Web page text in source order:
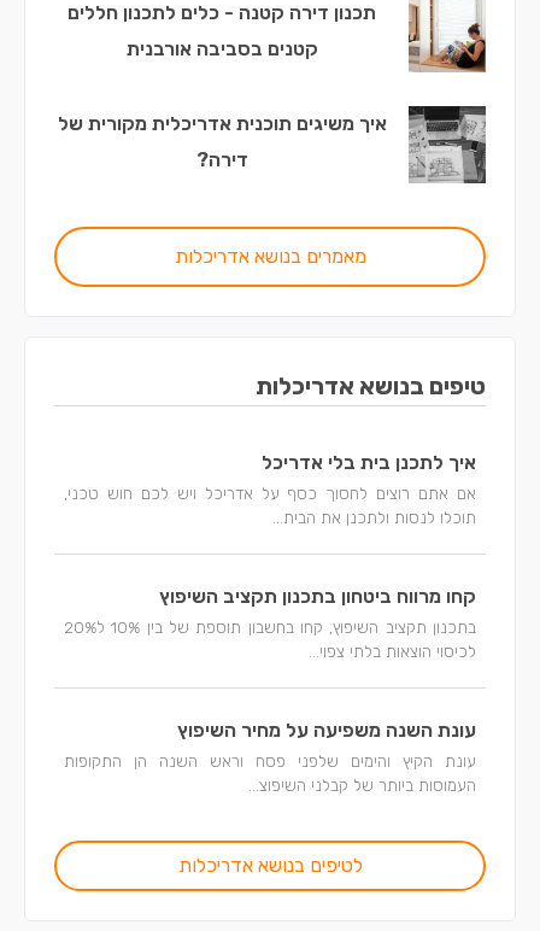
תכנון דירה קטנה - כלים לתכנון חללים
קטנים בסביבה אורבנית
איך משיגים תוכנית אדריכלית מקורית של
דירה?
מאמרים בנושא אדריכלות
טיפים בנושא אדריכלות
איך לתכנן בית בלי אדריכל
אם אתם רוצים לחסוך כסף על אדריכל ויש לכם חוש טכני,
תוכלו לנסות ולתכנן את הבית...
קחו מרווח ביטחון בתכנון תקציב השיפוץ
בתכנון תקציב השיפוץ, קחו בחשבון תוספת של בין 10% ל20%
לכיסוי הוצאות בלתי צפוי...
עונת השנה משפיעה על מחיר השיפוץ
עונת הקיץ והימים שלפני פסח וראש השנה הן התקופות
העמוסות ביותר של קבלני השיפוצ...
לטיפים בנושא אדריכלות